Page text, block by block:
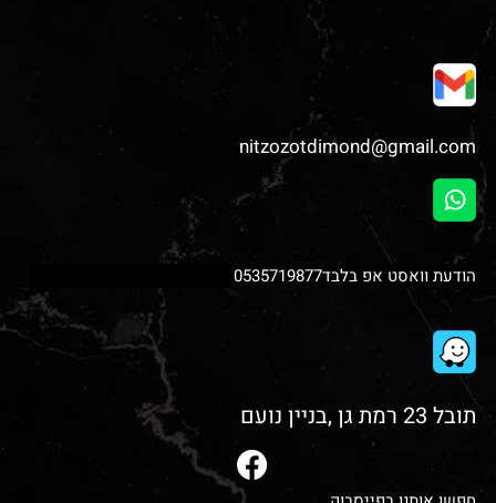
nitzozotdimond@gmail.com
הודעת וואסט אפ בלבד0535719877
תובל 23 רמת גן ,בניין נועם